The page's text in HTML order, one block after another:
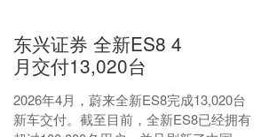
东兴证券 全新ES8 4
月交付13,020台
2026年4月，蔚来全新ES8完成13,020台
新车交付。截至目前，全新ES8已经拥有